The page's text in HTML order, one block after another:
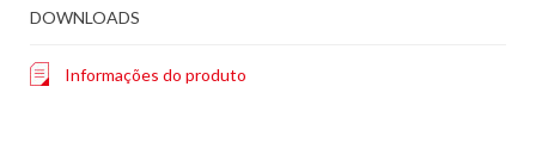
DOWNLOADS
Informações do produto